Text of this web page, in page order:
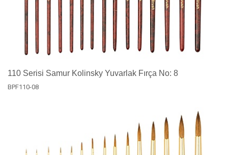
110 Serisi Samur Kolinsky Yuvarlak Fırça No: 8
BPF110-08